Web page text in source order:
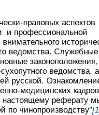
правовых аспектов
и профессиональной
ведомства.
законоположения,
ведомства,
русской.
медицинских
реферату
по чинопроизводству”